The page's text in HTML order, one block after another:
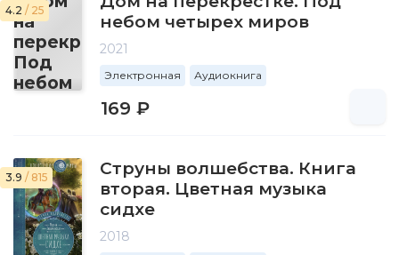
4.2 / 25
небом четырех миров
2021
Электронная Аудиокнига
169 ₽
3.9 / 815
Струны волшебства. Книга
вторая. Цветная музыка
сидхе
2018